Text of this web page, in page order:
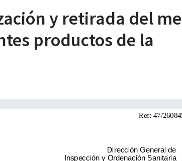
y retirada del
productos de la